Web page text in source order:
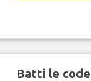
Batti le code